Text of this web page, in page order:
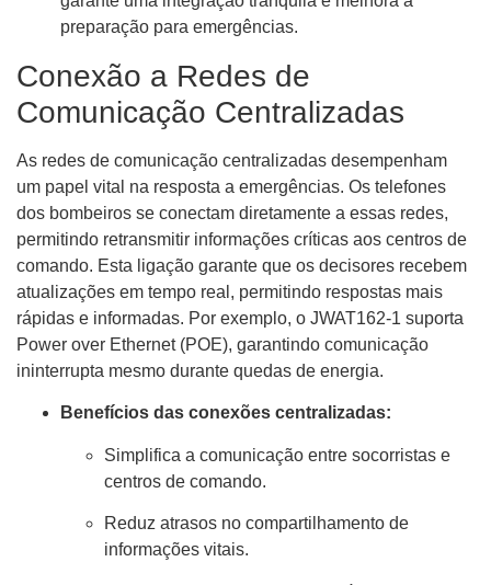
preparação para emergências.
Conexão a Redes de
Comunicação Centralizadas
As redes de comunicação centralizadas desempenham
um papel vital na resposta a emergências. Os telefones
dos bombeiros se conectam diretamente a essas redes,
permitindo retransmitir informações críticas aos centros de
comando. Esta ligação garante que os decisores recebem
atualizações em tempo real, permitindo respostas mais
rápidas e informadas. Por exemplo, o JWAT162-1 suporta
Power over Ethernet (POE), garantindo comunicação
ininterrupta mesmo durante quedas de energia.
Benefícios das conexões centralizadas:
Simplifica a comunicação entre socorristas e
centros de comando.
Reduz atrasos no compartilhamento de
informações vitais.